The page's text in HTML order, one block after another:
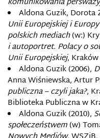
Aldona Guzik, Dorota
Unii Europejskiej i
polskich mediach(w:)
i autoportret. Polacy o
Unii Europejskiej,
Aldona Guzik (2006),
Anna Wiśniewska, Artur
publiczna – czyli jaka?,
Biblioteka Publiczna w
Aldona Guzik (2010),
społeczeństwem(w)